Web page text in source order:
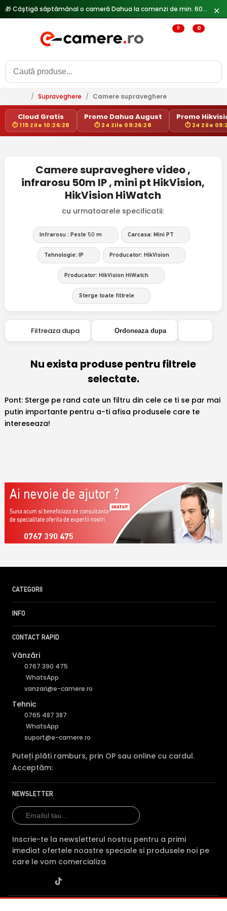
🎁 Câștigă săptămânal o cameră Dahua la comenzi de min. 600 lei — ✕
0 0
/ Supraveghere / Camere supraveghere
Cloud Gratis
⏱ 115 Zile 10:26:28
Promo Dahua August
⏱ 24 Zile 09:26:28
Promo
⏱ 24 Zile
Camere supraveghere video ,
infrarosu 50m IP , mini pt HikVision,
HikVision HiWatch
cu urmatoarele specificatii:
Infrarosu : Peste 50 m Carcasa: Mini PT
Tehnologie: IP Producator: HikVision
Producator: HikVision HiWatch
Sterge toate filtrele
Filtreaza dupa Ordoneaza dupa
Nu exista produse pentru filtrele
selectate.
Pont: Sterge pe rand cate un filtru din cele ce ti se par mai
putin importante pentru a-ti afisa produsele care te
intereseaza!
0767 390 475
CATEGORII
INFO
CONTACT RAPID
Vânzări
0767 390 475
WhatsApp
vanzari@e-camere.ro
Tehnic
0765 487 387
WhatsApp
suport@e-camere.ro
Puteți plăti ramburs, prin OP sau online cu cardul.
Acceptăm:
NEWSLETTER
Inscrie-te la newsletterul nostru pentru a primi
imediat ofertele noastre speciale si produsele noi pe
care le vom comercializa